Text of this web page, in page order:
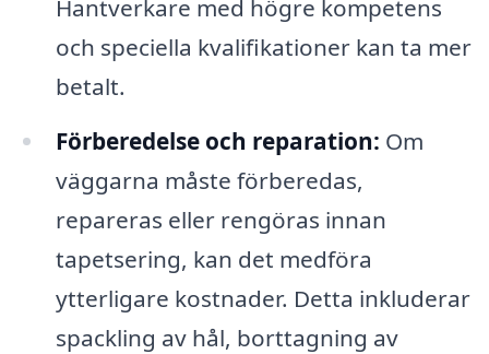
Hantverkare med högre kompetens
och speciella kvalifikationer kan ta mer
betalt.
Förberedelse och reparation: Om
väggarna måste förberedas,
repareras eller rengöras innan
tapetsering, kan det medföra
ytterligare kostnader. Detta inkluderar
spackling av hål, borttagning av